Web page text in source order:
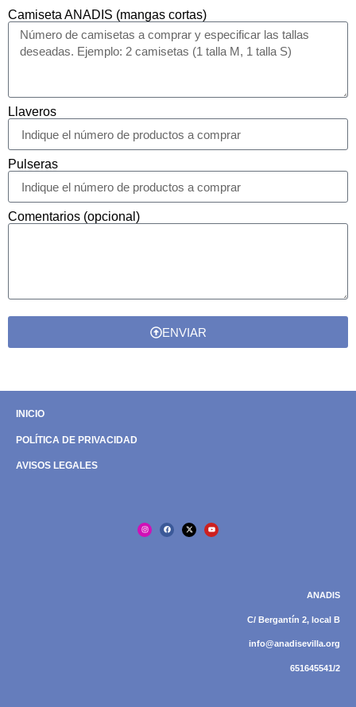
Camiseta ANADIS (mangas cortas)
Llaveros
Pulseras
Comentarios (opcional)
ENVIAR
INICIO
POLÍTICA DE PRIVACIDAD
AVISOS LEGALES
ANADIS
C/ Bergantín 2, local B
info@anadisevilla.org
651645541/2